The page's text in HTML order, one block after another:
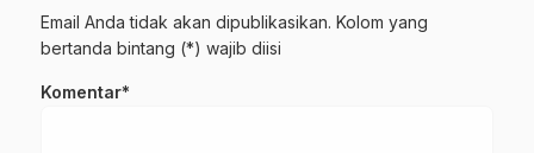
Email Anda tidak akan dipublikasikan. Kolom yang
bertanda bintang (*) wajib diisi
Komentar*